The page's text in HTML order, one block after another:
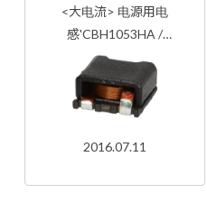
<大电流> 电源用电
感'CBH1053HA /
CBH1380HA'发布
2016.07.11